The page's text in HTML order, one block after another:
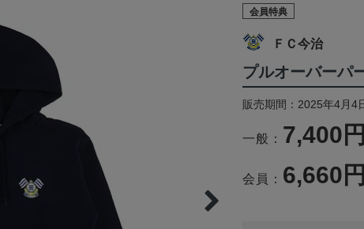
会員特典
ＦＣ今治
プルオーバーパ
販売期間：2025年4月4
一般： 7,400円
会員： 6,660円